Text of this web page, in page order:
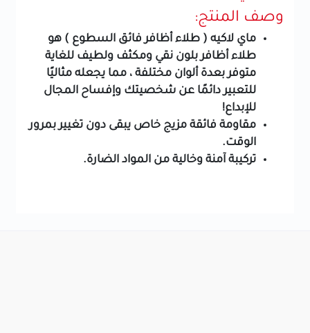
وصف المنتج:
ماي لاكيه ( طلاء أظافر فائق السطوع ) هو
طلاء أظافر بلون نقي ومكثف ولطيف للغاية
متوفر بعدة ألوان مختلفة ، مما يجعله مثاليًا
للتعبير دائمًا عن شخصيتك وإفساح المجال
للإبداع!
مقاومة فائقة مزيج خاص يبقى دون تغيير بمرور
الوقت.
تركيبة آمنة وخالية من المواد الضارة.